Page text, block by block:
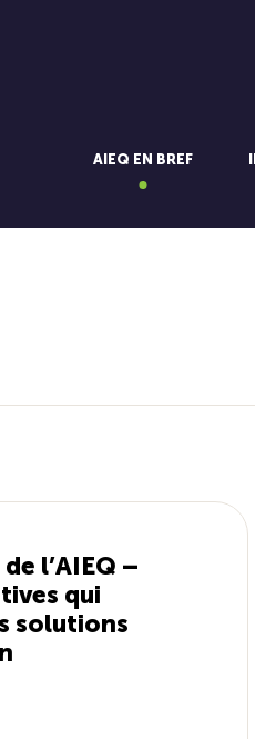
AIEQ EN BREF
l’AIEQ –
qui
solutions